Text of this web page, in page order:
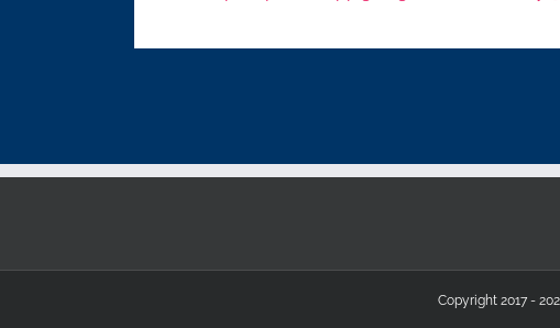
Copyright 2017 -